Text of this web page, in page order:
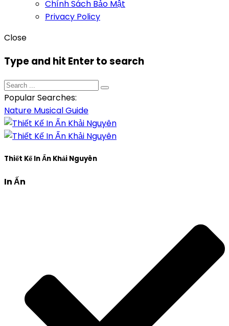
Chính Sách Bảo Mật
Privacy Policy
Close
Type and hit Enter to search
Popular Searches:
Nature MusicalGuide
Thiết Kế In Ấn Khải Nguyên
In Ấn